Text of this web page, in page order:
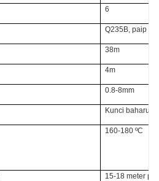
6
Q235B, paip
38m
4m
0.8-8mm
Kunci baharu
160-180 ºС
15-18 meter